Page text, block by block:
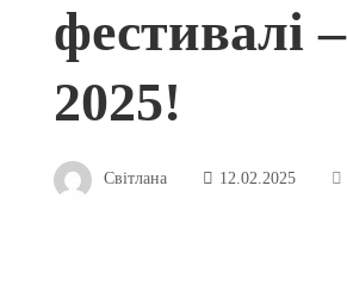
фестивалі –
2025!
Світлана 12.02.2025